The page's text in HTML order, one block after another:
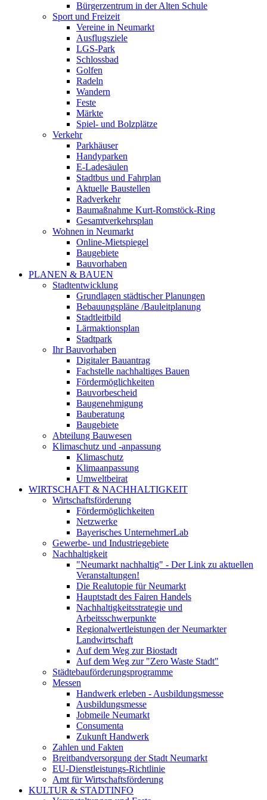
Bürgerzentrum in der Alten Schule
Sport und Freizeit
Vereine in Neumarkt
Ausflugsziele
LGS-Park
Schlossbad
Golfen
Radeln
Wandern
Feste
Märkte
Spiel- und Bolzplätze
Verkehr
Parkhäuser
Handyparken
E-Ladesäulen
Stadtbus und Fahrplan
Aktuelle Baustellen
Radverkehr
Baumaßnahme Kurt-Romstöck-Ring
Gesamtverkehrsplan
Wohnen in Neumarkt
Online-Mietspiegel
Baugebiete
Bauvorhaben
PLANEN & BAUEN
Stadtentwicklung
Grundlagen städtischer Planungen
Bebauungspläne /Bauleitplanung
Stadtleitbild
Lärmaktionsplan
Stadtpark
Ihr Bauvorhaben
Digitaler Bauantrag
Fachstelle nachhaltiges Bauen
Fördermöglichkeiten
Bauvorbescheid
Baugenehmigung
Bauberatung
Baugebiete
Abteilung Bauwesen
Klimaschutz und -anpassung
Klimaschutz
Klimaanpassung
Umweltbeirat
WIRTSCHAFT & NACHHALTIGKEIT
Wirtschaftsförderung
Fördermöglichkeiten
Netzwerke
Bayerisches UnternehmerLab
Gewerbe- und Industriegebiete
Nachhaltigkeit
"Neumarkt nachhaltig" - Der Link zu aktuellen
Veranstaltungen!
Die Realutopie für Neumarkt
Hauptstadt des Fairen Handels
Nachhaltigkeitsstrategie und
Arbeitsschwerpunkte
Regionalwertleistungen der Neumarkter
Landwirtschaft
Auf dem Weg zur Biostadt
Auf dem Weg zur "Zero Waste Stadt"
Städtebauförderungsprogramme
Messen
Handwerk erleben - Ausbildungsmesse
Ausbildungsmesse
Jobmeile Neumarkt
Consumenta
Zukunft Handwerk
Zahlen und Fakten
Breitbandversorgung der Stadt Neumarkt
EU-Dienstleistungs-Richtlinie
Amt für Wirtschaftsförderung
KULTUR & STADTINFO